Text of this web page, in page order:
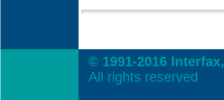
© 1991-2016
All rights reserved